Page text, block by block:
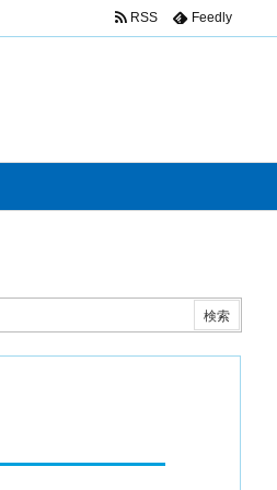
RSS Feedly